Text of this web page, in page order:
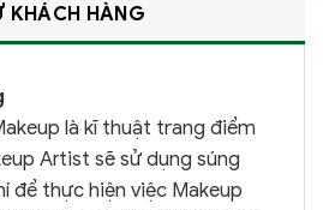
KHÁCH HÀNG
là kĩ thuật trang điểm
Artist sẽ sử dụng súng
để thực hiện việc Makeup